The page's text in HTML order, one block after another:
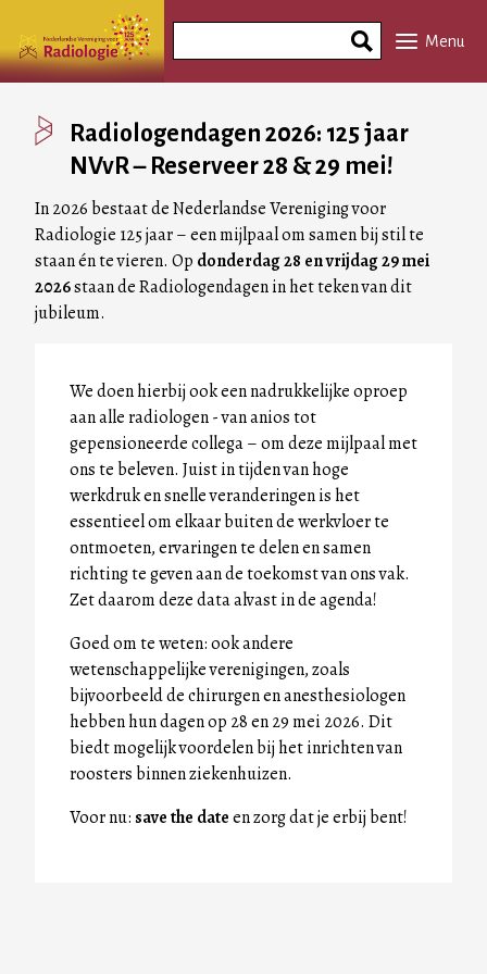
naar
inhoud
Phrase
Menu
Radiologendagen 2026: 125 jaar
NVvR – Reserveer 28 & 29 mei!
In 2026 bestaat de Nederlandse Vereniging voor
Radiologie 125 jaar – een mijlpaal om samen bij stil te
staan én te vieren. Op donderdag 28 en vrijdag 29 mei
2026staan de Radiologendagen in het teken van dit
jubileum.
We doen hierbij ook een nadrukkelijke oproep
aan alle radiologen - van anios tot
gepensioneerde collega – om deze mijlpaal met
ons te beleven. Juist in tijden van hoge
werkdruk en snelle veranderingen is het
essentieel om elkaar buiten de werkvloer te
ontmoeten, ervaringen te delen en samen
richting te geven aan de toekomst van ons vak.
Zet daarom deze data alvast in de agenda!
Goed om te weten: ook andere
wetenschappelijke verenigingen, zoals
bijvoorbeeld de chirurgen en anesthesiologen
hebben hun dagen op 28 en 29 mei 2026. Dit
biedt mogelijk voordelen bij het inrichten van
roosters binnen ziekenhuizen.
Voor nu: save the dateen zorg dat je erbij bent!